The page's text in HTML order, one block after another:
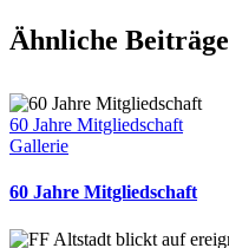
Facebook
X
WhatsApp
Pinterest
E-
Mail
Ähnliche Beiträge
60 Jahre Mitgliedschaft
Gallerie
60 Jahre Mitgliedschaft